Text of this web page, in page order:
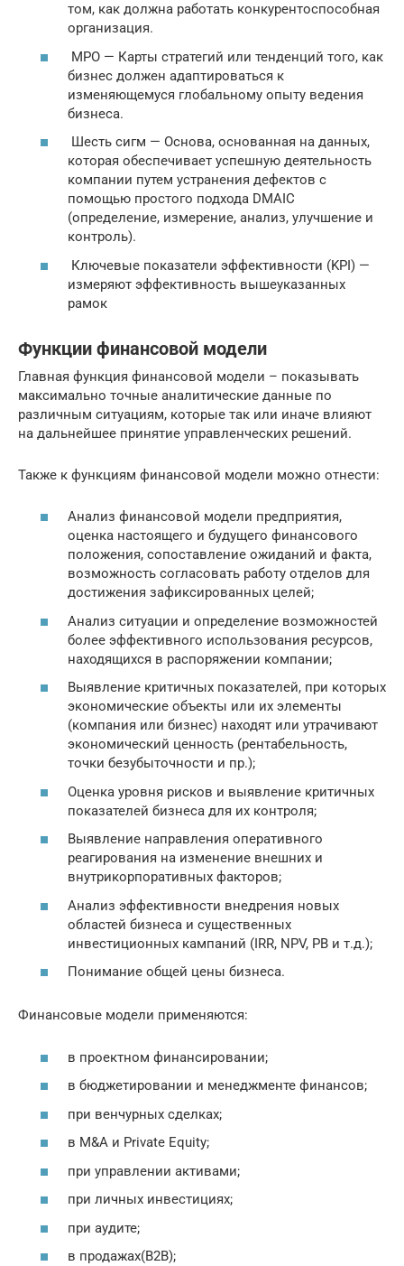
том, как должна работать конкурентоспособная
организация.
MPO — Карты стратегий или тенденций того, как
бизнес должен адаптироваться к
изменяющемуся глобальному опыту ведения
бизнеса.
Шесть сигм — Основа, основанная на данных,
которая обеспечивает успешную деятельность
компании путем устранения дефектов с
помощью простого подхода DMAIC
(определение, измерение, анализ, улучшение и
контроль).
Ключевые показатели эффективности (KPI) —
измеряют эффективность вышеуказанных
рамок
Функции финансовой модели
Главная функция финансовой модели – показывать
максимально точные аналитические данные по
различным ситуациям, которые так или иначе влияют
на дальнейшее принятие управленческих решений.
Также к функциям финансовой модели можно отнести:
Анализ финансовой модели предприятия,
оценка настоящего и будущего финансового
положения, сопоставление ожиданий и факта,
возможность согласовать работу отделов для
достижения зафиксированных целей;
Анализ ситуации и определение возможностей
более эффективного использования ресурсов,
находящихся в распоряжении компании;
Выявление критичных показателей, при которых
экономические объекты или их элементы
(компания или бизнес) находят или утрачивают
экономический ценность (рентабельность,
точки безубыточности и пр.);
Оценка уровня рисков и выявление критичных
показателей бизнеса для их контроля;
Выявление направления оперативного
реагирования на изменение внешних и
внутрикорпоративных факторов;
Анализ эффективности внедрения новых
областей бизнеса и существенных
инвестиционных кампаний (IRR, NPV, PB и т.д.);
Понимание общей цены бизнеса.
Финансовые модели применяются:
в проектном финансировании;
в бюджетировании и менеджменте финансов;
при венчурных сделках;
в M&A и Private Equity;
при управлении активами;
при личных инвестициях;
при аудите;
в продажах(B2B);